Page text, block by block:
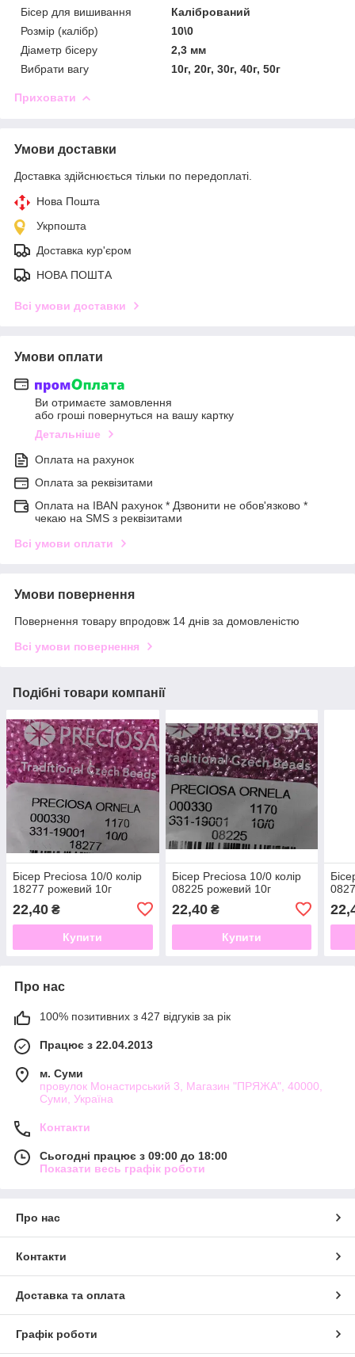
Бісер для вишивання
Калібрований
Розмір (калібр)
10\0
Діаметр бісеру
2,3 мм
Вибрати вагу
10г, 20г, 30г, 40г, 50г
Приховати
Умови доставки
Доставка здійснюється тільки по передоплаті.
Нова Пошта
Укрпошта
Доставка кур'єром
НОВА ПОШТА
Всі умови доставки
Умови оплати
Ви отримаєте замовлення
або гроші повернуться на вашу картку
Детальніше
Оплата на рахунок
Оплата за реквізитами
Оплата на IBAN рахунок * Дзвонити не обов'язково *
чекаю на SMS з реквізитами
Всі умови оплати
Умови повернення
Повернення товару впродовж 14 днів за домовленістю
Всі умови повернення
Подібні товари компанії
Бісер Preciosa 10/0 колір
18277 рожевий 10г
22,40 ₴
Купити
Бісер Preciosa 10/0 колір
08225 рожевий 10г
22,40₴
Купити
Про нас
100% позитивних з 427 відгуків за рік
Працює з 22.04.2013
м. Суми
провулок Монастирський 3, Магазин "ПРЯЖА", 40000,
Суми, Україна
Контакти
Сьогодні працює з 09:00 до 18:00
Показати весь графік роботи
Про нас
Контакти
Доставка та оплата
Графік роботи